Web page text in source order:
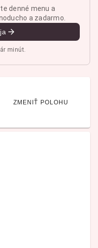
denné menu a
a zadarmo.
minút.
ZMENIŤ POLOHU